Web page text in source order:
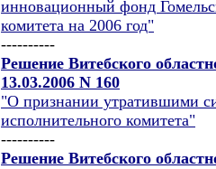
инновационный фонд
комитета на 2006 год"
----------
Решение Витебского
13.03.2006 N 160
"О признании утратившими
исполнительного комитета"
----------
Решение Витебского